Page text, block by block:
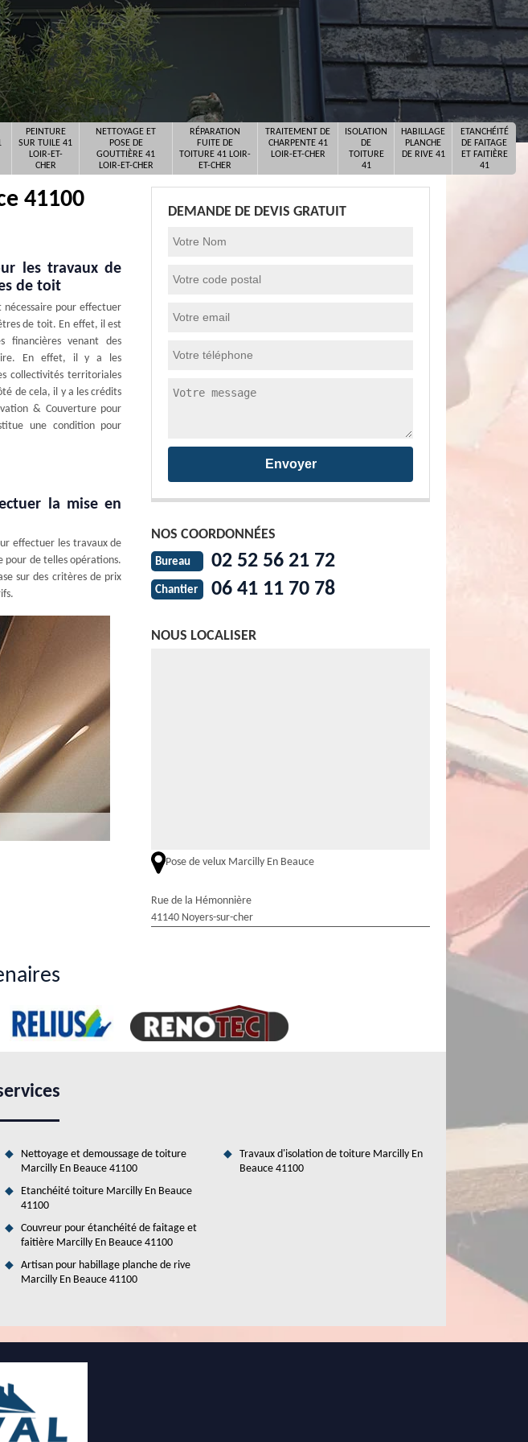
PEINTURE
SUR TUILE 41
LOIR-ET-
CHER
NETTOYAGE ET
POSE DE
GOUTTIÈRE 41
LOIR-ET-CHER
RÉPARATION
FUITE DE
TOITURE 41 LOIR-
ET-CHER
TRAITEMENT DE
CHARPENTE 41
LOIR-ET-CHER
ISOLATION
DE
TOITURE
41
HABILLAGE
PLANCHE
DE RIVE 41
ETANCHÉITÉ
DE FAITAGE
ET FAITIÈRE
41
41100
les travaux de
de toit
pour effectuer
de toit. En effet, il est
financières venant des
En effet, il y a les
collectivités territoriales
de cela, il y a les crédits
& Couverture pour
une condition pour
la mise en
effectuer les travaux de
pour de telles opérations.
sur des critères de prix
nous vous garantissons
années. En tant que
pour une installation
en pose de
et abordable! Depuis de
clients. Professionnels
vous ayez besoin d'une
étape. Nous vous
DEMANDE DE DEVIS GRATUIT
NOS COORDONNÉES
Bureau 02 52 56 21 72
Chantier 06 41 11 70 78
NOUS LOCALISER
Pose de velux Marcilly En Beauce
Rue de la Hémonnière
41140 Noyers-sur-cher
Nettoyage et demoussage de toiture
Marcilly En Beauce 41100
Etanchéité toiture Marcilly En Beauce
41100
Couvreur pour étanchéité de faitage et
faitière Marcilly En Beauce 41100
Artisan pour habillage planche de rive
Marcilly En Beauce 41100
Travaux d'isolation de toiture Marcilly En
Beauce 41100